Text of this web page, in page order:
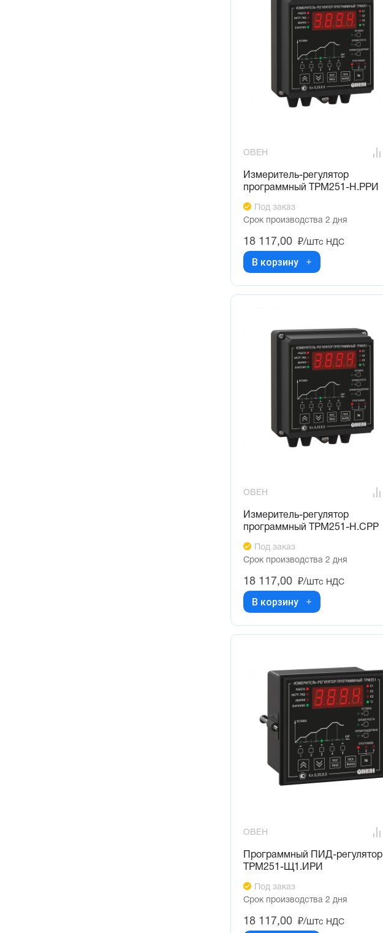
ОВЕН
Измеритель-регулятор
программный ТРМ251-Н.РРИ
Под заказ
Срок производства 2 дня
18 117,00 ₽/штс НДС
В корзину
ОВЕН
Измеритель-регулятор
программный ТРМ251-Н.СРР
Под заказ
Срок производства 2 дня
18 117,00 ₽/штс НДС
В корзину
ОВЕН
Программный ПИД-регулятор
ТРМ251-Щ1.ИРИ
Под заказ
Срок производства 2 дня
18 117,00 ₽/штс НДС